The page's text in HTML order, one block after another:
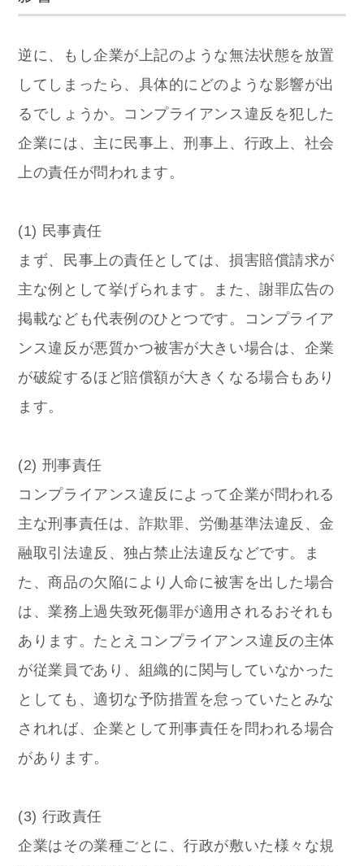
逆に、もし企業が上記のような無法状態を放置
してしまったら、具体的にどのような影響が出
るでしょうか。コンプライアンス違反を犯した
企業には、主に民事上、刑事上、行政上、社会
上の責任が問われます。
(1) 民事責任
まず、民事上の責任としては、損害賠償請求が
主な例として挙げられます。また、謝罪広告の
掲載なども代表例のひとつです。コンプライア
ンス違反が悪質かつ被害が大きい場合は、企業
が破綻するほど賠償額が大きくなる場合もあり
ます。
(2) 刑事責任
コンプライアンス違反によって企業が問われる
主な刑事責任は、詐欺罪、労働基準法違反、金
融取引法違反、独占禁止法違反などです。ま
た、商品の欠陥により人命に被害を出した場合
は、業務上過失致死傷罪が適用されるおそれも
あります。たとえコンプライアンス違反の主体
が従業員であり、組織的に関与していなかった
としても、適切な予防措置を怠っていたとみな
されれば、企業として刑事責任を問われる場合
があります。
(3) 行政責任
企業はその業種ごとに、行政が敷いた様々な規